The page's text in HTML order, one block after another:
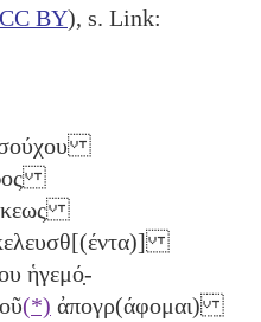
CC BY), s. Link:
ἡγεμό̣-
(*) ἀπογρ(άφομαι)